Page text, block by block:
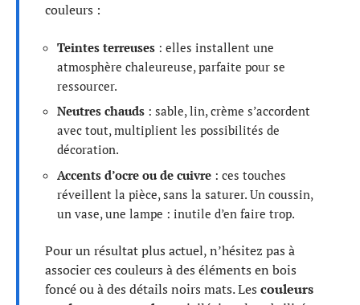
couleurs :
Teintes terreuses : elles installent une
atmosphère chaleureuse, parfaite pour se
ressourcer.
Neutres chauds : sable, lin, crème s’accordent
avec tout, multiplient les possibilités de
décoration.
Accents d’ocre ou de cuivre : ces touches
réveillent la pièce, sans la saturer. Un coussin,
un vase, une lampe : inutile d’en faire trop.
Pour un résultat plus actuel, n’hésitez pas à
associer ces couleurs à des éléments en bois
foncé ou à des détails noirs mats. Les couleurs